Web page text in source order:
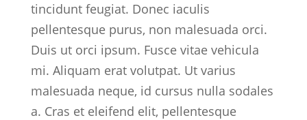
tincidunt feugiat. Donec iaculis
pellentesque purus, non malesuada orci.
Duis ut orci ipsum. Fusce vitae vehicula
mi. Aliquam erat volutpat. Ut varius
malesuada neque, id cursus nulla sodales
a. Cras et eleifend elit, pellentesque